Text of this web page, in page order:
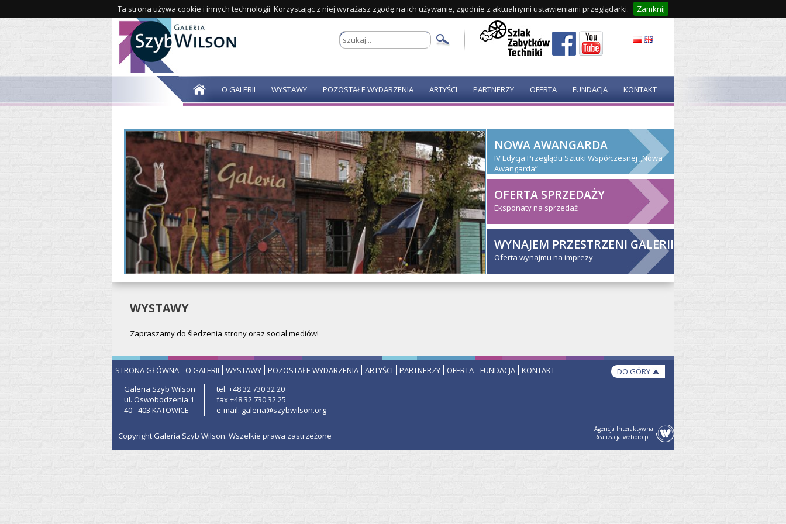
Ta strona używa cookie i innych technologii. Korzystając z niej wyrażasz zgodę na ich używanie, zgodnie z aktualnymi ustawieniami przeglądarki. Zamknij
O GALERII WYSTAWY POZOSTAŁE WYDARZENIA ARTYŚCI PARTNERZY OFERTA FUNDACJA KONTAKT
NOWA AWANGARDA
IV Edycja Przeglądu Sztuki Współczesnej „Nowa
Awangarda”
OFERTA SPRZEDAŻY
Eksponaty na sprzedaż
WYNAJEM PRZESTRZENI GALERII
Oferta wynajmu na imprezy
WYSTAWY
Zapraszamy do śledzenia strony oraz social mediów!
STRONA GŁÓWNA O GALERII WYSTAWY POZOSTAŁE WYDARZENIA ARTYŚCI PARTNERZY OFERTA FUNDACJA KONTAKT
DO GÓRY
Galeria Szyb Wilson
ul. Oswobodzenia 1
40 - 403 KATOWICE
tel. +48 32 730 32 20
fax +48 32 730 32 25
e-mail: galeria@szybwilson.org
Agencja Interaktywna
Realizacja webpro.pl
Copyright Galeria Szyb Wilson. Wszelkie prawa zastrzeżone